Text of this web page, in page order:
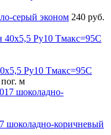
серый эконом 240 руб.
Ру10 Тмакс=95C
м
шоколадно-коричневый